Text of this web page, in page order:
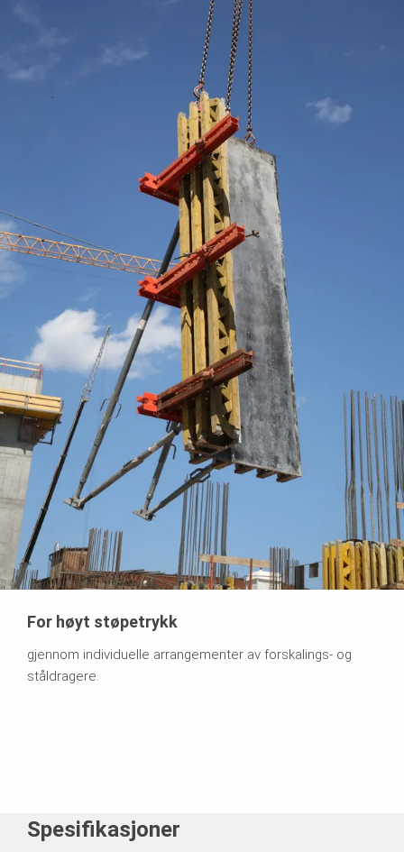
For høyt støpetrykk
gjennom individuelle arrangementer av forskalings- og
ståldragere.
Spesifikasjoner